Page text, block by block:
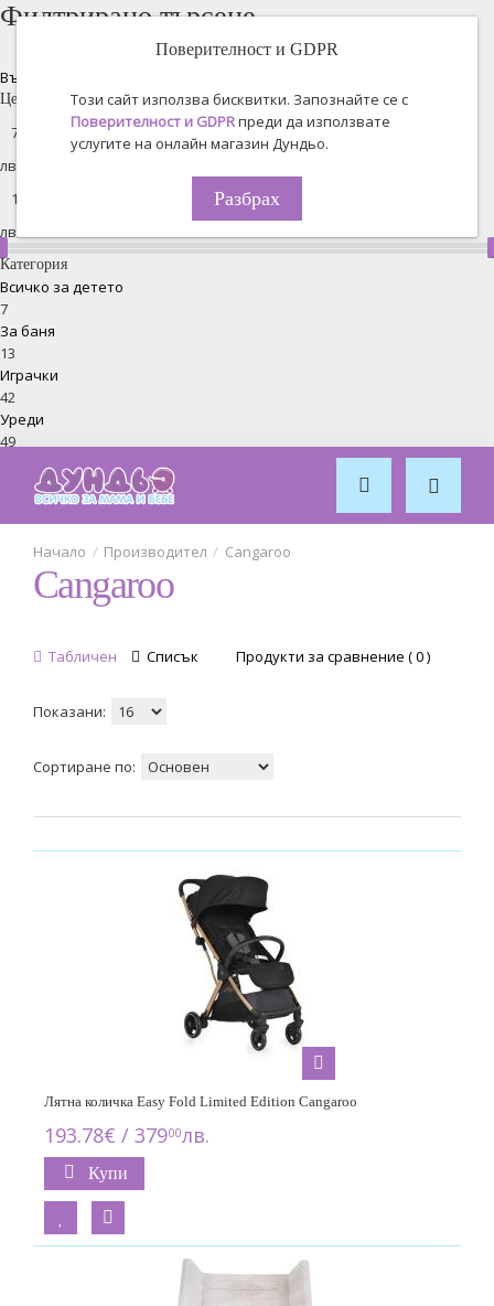
Филтрирано търсене
Възстановяване на всички
Цена
лв. -
лв.
Категория
Всичко за детето
7
За баня
13
Играчки
42
Уреди
49
Хранене
Обзавеждане за стая
1
Безопасност
Поверителност и GDPR
Този сайт използва бисквитки. Запознайте се с
Поверителност и GDPRпреди да използвате
услугите на онлайн магазин Дундьо.
Разбрах
Производител Cangaroo
Cangaroo
Табличен Списък Продукти за сравнение ( 0 )
Показани:
Сортиране по:
Лятна количка Easy Fold Limited Edition Cangaroo
193.78€ / 37900лв.
Купи